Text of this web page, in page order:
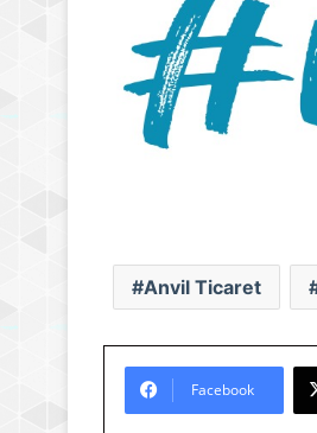
Anvil Ticaret
Facebook